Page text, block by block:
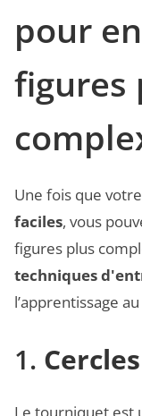
pour
figures
Une fois que
faciles, vous
figures plus
techniques
l’apprentissage
1.